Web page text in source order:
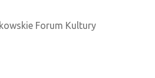
Forum Kultury